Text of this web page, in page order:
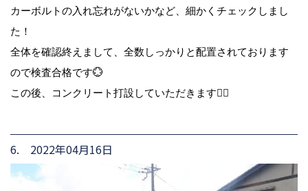
カーボルトの入れ忘れがないかなど、細かくチェックしまし
た！
全体を確認終えまして、全数しっかりと配置されております
ので検査合格です💮
この後、コンクリート打設していただきます🙋‍♀️
6. 2022年04月16日